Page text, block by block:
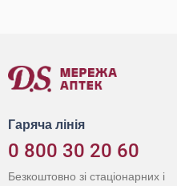
Гаряча лінія
0 800 30 20 60
Безкоштовно зі стаціонарних і